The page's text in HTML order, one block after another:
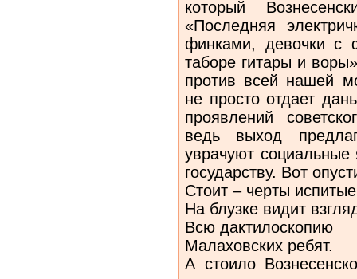
который
«Последняя
финками, девочки с
таборе гитары и
против всей нашей
не просто отдает
проявлений
ведь выход
уврачуют
государству. Вот
Стоит – черты
На блузке видит
Всю дактилоскопию
Малаховских ребят.
А стоило